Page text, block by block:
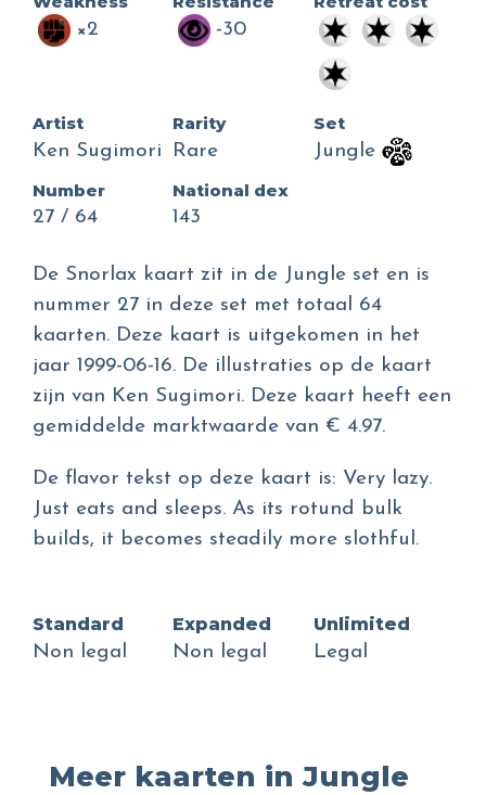
×2
-30
Artist
Ken Sugimori
Rarity
Rare
Set
Jungle
Number
27 / 64
National dex
143
De Snorlax kaart zit in de Jungle set en is
nummer 27 in deze set met totaal 64
kaarten. Deze kaart is uitgekomen in het
jaar 1999-06-16. De illustraties op de kaart
zijn van Ken Sugimori. Deze kaart heeft een
gemiddelde marktwaarde van € 4.97.
De flavor tekst op deze kaart is: Very lazy.
Just eats and sleeps. As its rotund bulk
builds, it becomes steadily more slothful.
Standard
Non legal
Expanded
Non legal
Unlimited
Legal
Meer kaarten in Jungle